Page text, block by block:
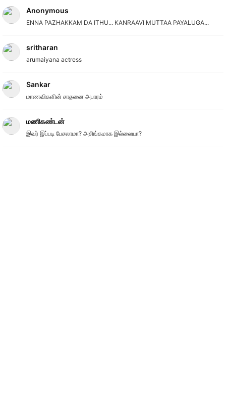
Anonymous
ENNA PAZHAKKAM DA ITHU... KANRAAVI MUTTAA PAYALUGA...
sritharan
arumaiyana actress
Sankar
மாணவிகளின் சாதனை அபாரம்
மணிகண்டன்
இவர் இப்படி பேசலாமா? அசிங்கமாக இல்லையா?